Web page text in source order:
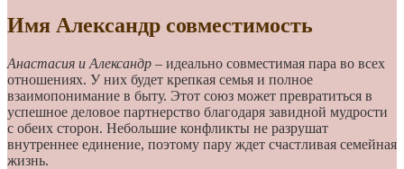
Имя Александр совместимость
Анастасия и Александр – идеально совместимая пара во всех
отношениях. У них будет крепкая семья и полное
взаимопонимание в быту. Этот союз может превратиться в
успешное деловое партнерство благодаря завидной мудрости
с обеих сторон. Небольшие конфликты не разрушат
внутреннее единение, поэтому пару ждет счастливая семейная
жизнь.